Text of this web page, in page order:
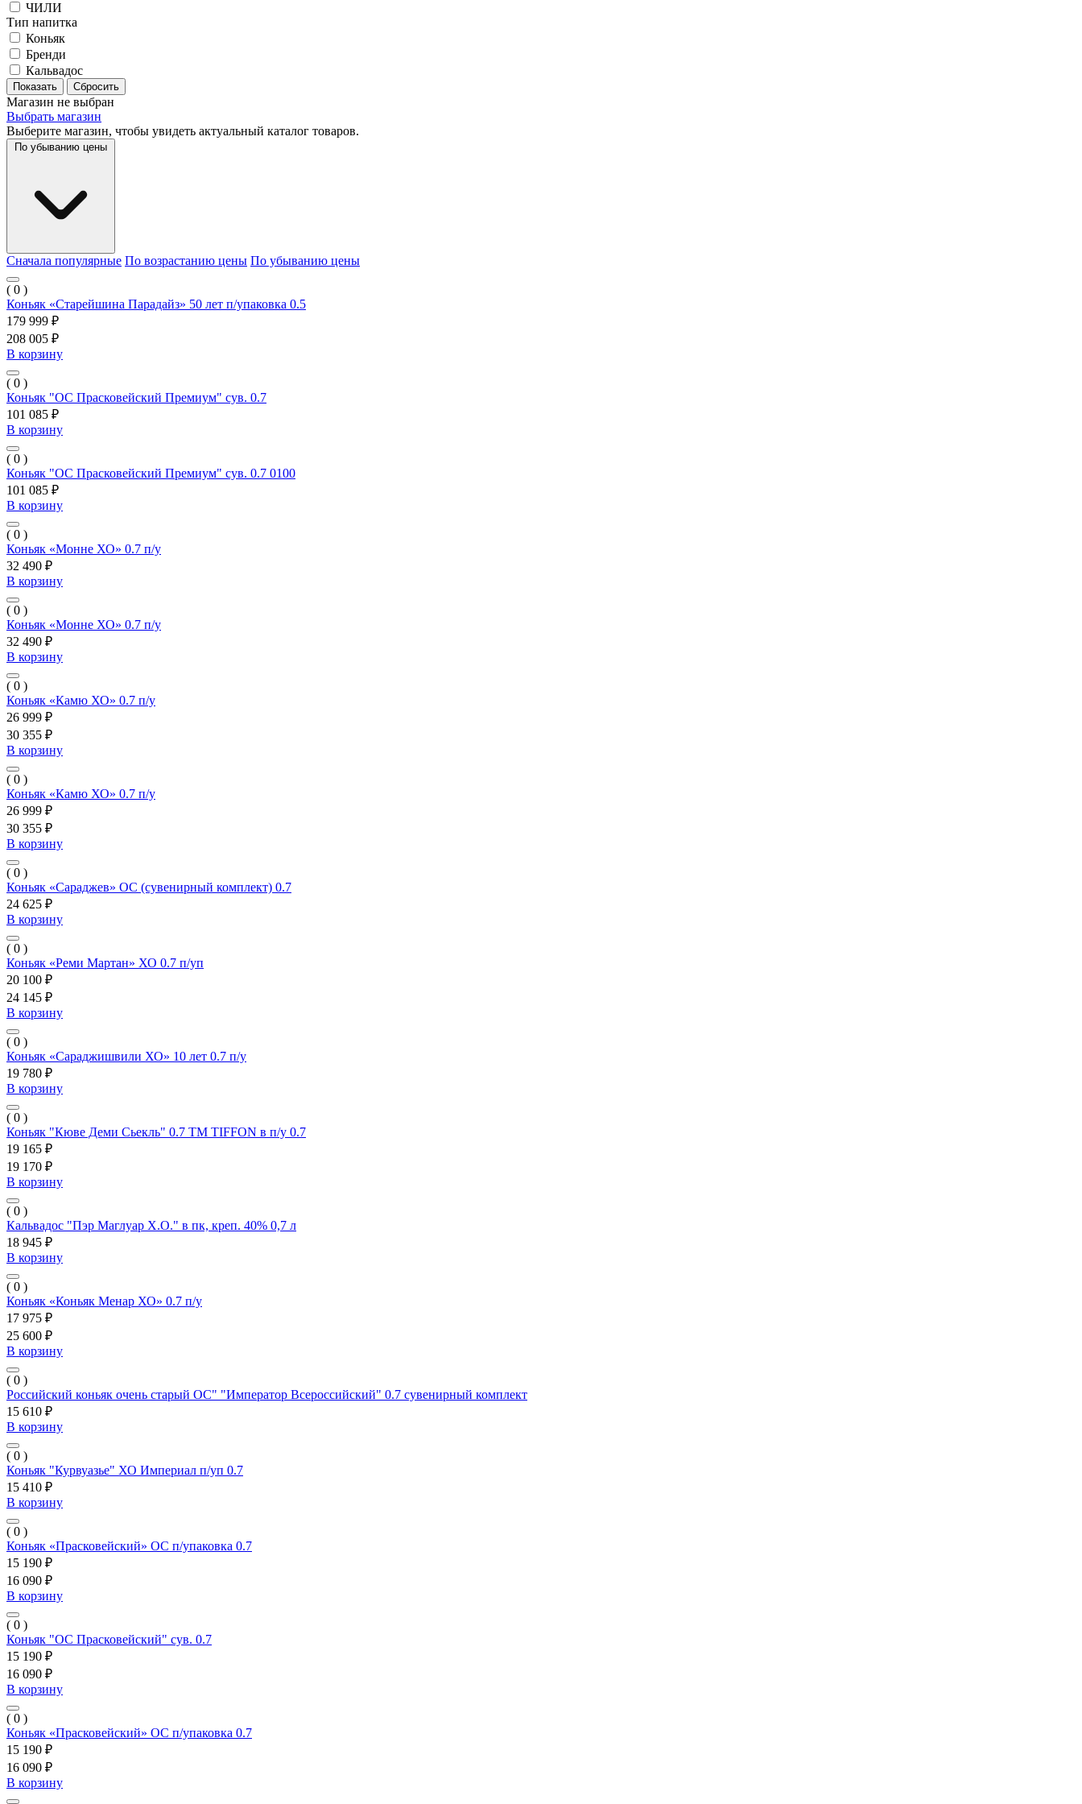
ЧИЛИ
Тип напитка
Коньяк
Бренди
Кальвадос
Магазин не выбран
Выбрать магазин
Выберите магазин, чтобы увидеть актуальный каталог товаров.
По убыванию цены
Сначала популярные По возрастанию цены По убыванию цены
( 0 )
Коньяк «Старейшина Парадайз» 50 лет п/упаковка 0.5
179 999 ₽
208 005 ₽
В корзину
( 0 )
Коньяк "ОС Прасковейский Премиум" сув. 0.7
101 085 ₽
В корзину
( 0 )
Коньяк "ОС Прасковейский Премиум" сув. 0.7 0100
101 085 ₽
В корзину
( 0 )
Коньяк «Монне ХО» 0.7 п/у
32 490 ₽
В корзину
( 0 )
Коньяк «Монне ХО» 0.7 п/у
32 490 ₽
В корзину
( 0 )
Коньяк «Камю ХО» 0.7 п/у
26 999 ₽
30 355 ₽
В корзину
( 0 )
Коньяк «Камю ХО» 0.7 п/у
26 999 ₽
30 355 ₽
В корзину
( 0 )
Коньяк «Сараджев» ОС (сувенирный комплект) 0.7
24 625 ₽
В корзину
( 0 )
Коньяк «Реми Мартан» ХО 0.7 п/уп
20 100 ₽
24 145 ₽
В корзину
( 0 )
Коньяк «Сараджишвили ХО» 10 лет 0.7 п/у
19 780 ₽
В корзину
( 0 )
Коньяк "Кюве Деми Сьекль" 0.7 ТМ TIFFON в п/у 0.7
19 165 ₽
19 170 ₽
В корзину
( 0 )
Кальвадос "Пэр Маглуар Х.O." в пк, креп. 40% 0,7 л
18 945 ₽
В корзину
( 0 )
Коньяк «Коньяк Менар ХО» 0.7 п/у
17 975 ₽
25 600 ₽
В корзину
( 0 )
Российский коньяк очень старый ОС" "Император Всероссийский" 0.7 сувенирный комплект
15 610 ₽
В корзину
( 0 )
Коньяк "Курвуазье" ХО Империал п/уп 0.7
15 410 ₽
В корзину
( 0 )
Коньяк «Прасковейский» ОС п/упаковка 0.7
15 190 ₽
16 090 ₽
В корзину
( 0 )
Коньяк "ОС Прасковейский" сув. 0.7
15 190 ₽
16 090 ₽
В корзину
( 0 )
Коньяк «Прасковейский» ОС п/упаковка 0.7
15 190 ₽
16 090 ₽
В корзину